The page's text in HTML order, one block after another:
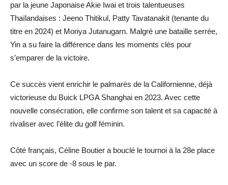
par la jeune Japonaise Akie Iwai et trois talentueuses
Thaïlandaises : Jeeno Thitikul, Patty Tavatanakit (tenante du
titre en 2024) et Moriya Jutanugarn. Malgré une bataille serrée,
Yin a su faire la différence dans les moments clés pour
s’emparer de la victoire.
Ce succès vient enrichir le palmarès de la Californienne, déjà
victorieuse du Buick LPGA Shanghai en 2023. Avec cette
nouvelle consécration, elle confirme son talent et sa capacité à
rivaliser avec l’élite du golf féminin.
Côté français, Céline Boutier a bouclé le tournoi à la 28e place
avec un score de -8 sous le par.